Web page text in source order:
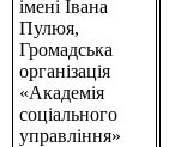
імені Івана
Пулюя,
Громадська
організація
«Академія
соціального
управління»